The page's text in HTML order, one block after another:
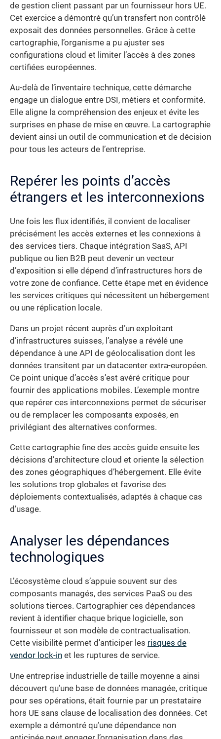
de gestion client passant par un fournisseur hors UE.
Cet exercice a démontré qu’un transfert non contrôlé
exposait des données personnelles. Grâce à cette
cartographie, l’organisme a pu ajuster ses
configurations cloud et limiter l’accès à des zones
certifiées européennes.
Au-delà de l’inventaire technique, cette démarche
engage un dialogue entre DSI, métiers et conformité.
Elle aligne la compréhension des enjeux et évite les
surprises en phase de mise en œuvre. La cartographie
devient ainsi un outil de communication et de décision
pour tous les acteurs de l’entreprise.
Repérer les points d’accès
étrangers et les interconnexions
Une fois les flux identifiés, il convient de localiser
précisément les accès externes et les connexions à
des services tiers. Chaque intégration SaaS, API
publique ou lien B2B peut devenir un vecteur
d’exposition si elle dépend d’infrastructures hors de
votre zone de confiance. Cette étape met en évidence
les services critiques qui nécessitent un hébergement
ou une réplication locale.
Dans un projet récent auprès d’un exploitant
d’infrastructures suisses, l’analyse a révélé une
dépendance à une API de géolocalisation dont les
données transitent par un datacenter extra-européen.
Ce point unique d’accès s’est avéré critique pour
fournir des applications mobiles. L’exemple montre
que repérer ces interconnexions permet de sécuriser
ou de remplacer les composants exposés, en
privilégiant des alternatives conformes.
Cette cartographie fine des accès guide ensuite les
décisions d’architecture cloud et oriente la sélection
des zones géographiques d’hébergement. Elle évite
les solutions trop globales et favorise des
déploiements contextualisés, adaptés à chaque cas
d’usage.
Analyser les dépendances
technologiques
L’écosystème cloud s’appuie souvent sur des
composants managés, des services PaaS ou des
solutions tierces. Cartographier ces dépendances
revient à identifier chaque brique logicielle, son
fournisseur et son modèle de contractualisation.
Cette visibilité permet d’anticiper les risques de
vendor lock-in et les ruptures de service.
Une entreprise industrielle de taille moyenne a ainsi
découvert qu’une base de données managée, critique
pour ses opérations, était fournie par un prestataire
hors UE sans clause de localisation des données. Cet
exemple a démontré qu’une dépendance non